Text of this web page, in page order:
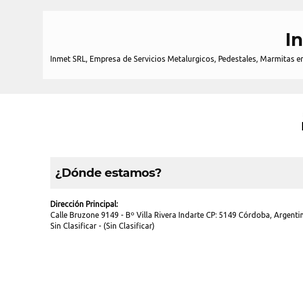
Inmet SRL, Empresa de Servicios Metalurgicos, Pedestales,
¿Dónde estamos?
Dirección Principal:
Calle Bruzone 9149 - Bº Villa Rivera Indarte CP: 5149 Córdoba,
Sin Clasificar - (Sin Clasificar)